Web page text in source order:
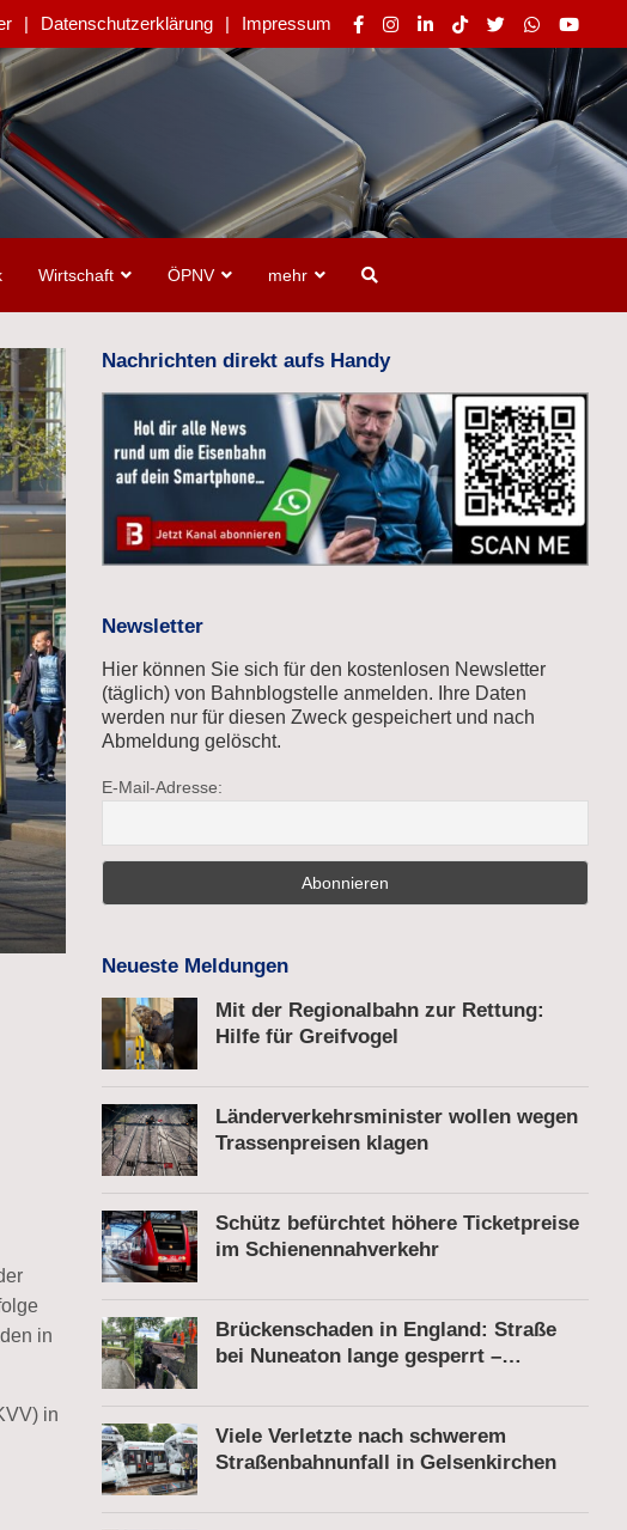
Datenschutzerklärung Impressum
Wirtschaft ÖPNV mehr
in
in
Nachrichten direkt aufs Handy
Newsletter
Hier können Sie sich für den kostenlosen Newsletter
(täglich) von Bahnblogstelle anmelden. Ihre Daten
werden nur für diesen Zweck gespeichert und nach
Abmeldung gelöscht.
E-Mail-Adresse:
Neueste Meldungen
Mit der Regionalbahn zur Rettung:
Hilfe für Greifvogel
Länderverkehrsminister wollen wegen
Trassenpreisen klagen
Schütz befürchtet höhere Ticketpreise
im Schienennahverkehr
Brückenschaden in England: Straße
bei Nuneaton lange gesperrt –
Viele Verletzte nach schwerem
Straßenbahnunfall in Gelsenkirchen